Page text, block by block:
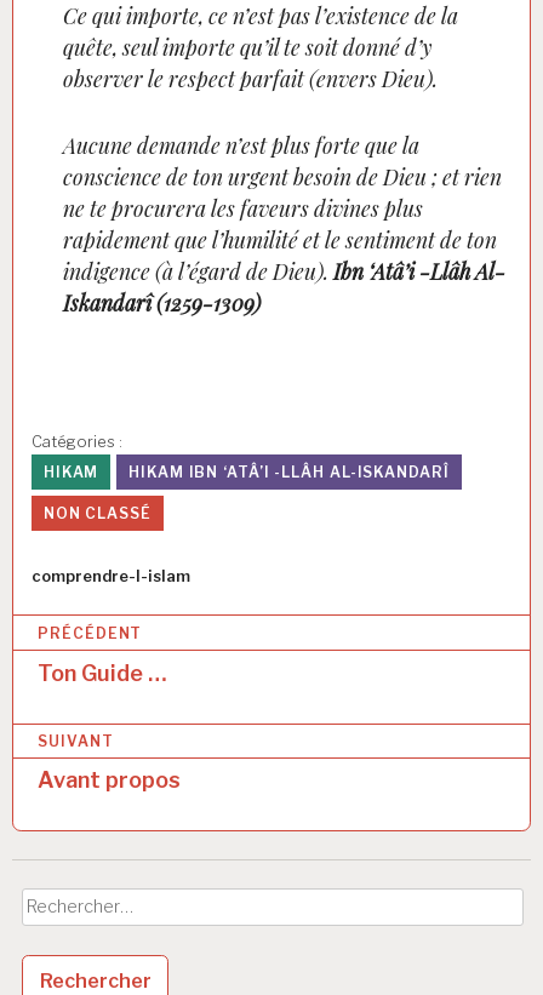
Ce qui importe, ce n’est pas l’existence de la
quête, seul importe qu’il te soit donné d’y
observer le respect parfait (envers Dieu).
Aucune demande n’est plus forte que la
conscience de ton urgent besoin de Dieu ; et rien
ne te procurera les faveurs divines plus
rapidement que l’humilité et le sentiment de ton
indigence (à l’égard de Dieu).Ibn ‘Atâ’i -Llâh Al-
Iskandarî (1259-1309)
Catégories :
HIKAM
HIKAM IBN ‘ATÂ’I -LLÂH AL-ISKANDARÎ
NON CLASSÉ
Auteur
comprendre-l-islam
N
v
i
g
a
t
i
o
PRÉCÉDENT
Ton Guide …
SUIVANT
Avant propos
Rechercher :